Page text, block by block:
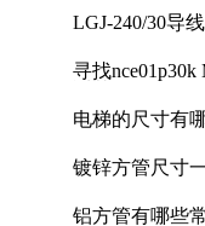
LGJ-240/30导
寻找
电梯的尺寸有
镀锌方管尺寸
铝方管有哪些